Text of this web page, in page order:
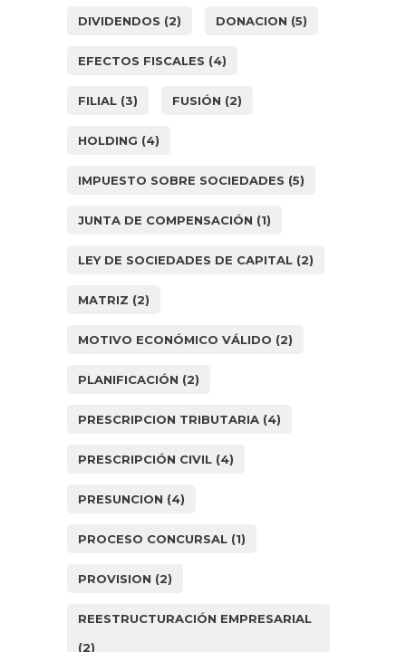
DIVIDENDOS (2) DONACION (5)
EFECTOS FISCALES (4)
FILIAL (3) FUSIÓN (2)
HOLDING (4)
IMPUESTO SOBRE SOCIEDADES (5)
JUNTA DE COMPENSACIÓN (1)
LEY DE SOCIEDADES DE CAPITAL (2)
MATRIZ (2)
MOTIVO ECONÓMICO VÁLIDO (2)
PLANIFICACIÓN (2)
PRESCRIPCION TRIBUTARIA (4)
PRESCRIPCIÓN CIVIL (4)
PRESUNCION (4)
PROCESO CONCURSAL (1)
PROVISION (2)
REESTRUCTURACIÓN EMPRESARIAL
(2)